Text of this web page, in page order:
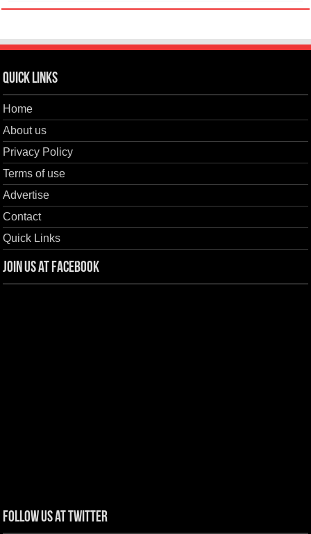
Quick Links
Home
About us
Privacy Policy
Terms of use
Advertise
Contact
Quick Links
Join us at Facebook
Follow us at Twitter